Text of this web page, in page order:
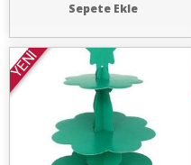
Sepete Ekle
YENİ